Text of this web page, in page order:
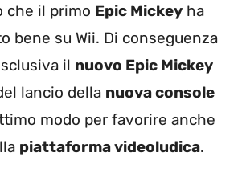
che il primo Epic Mickey ha
bene su Wii. Di conseguenza
il nuovo Epic Mickey
lancio della nuova console
modo per favorire anche
piattaforma videoludica.